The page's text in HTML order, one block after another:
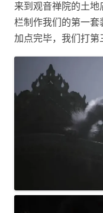
来到观音禅院的土
栏制作我们的第一
加点完毕，我们打